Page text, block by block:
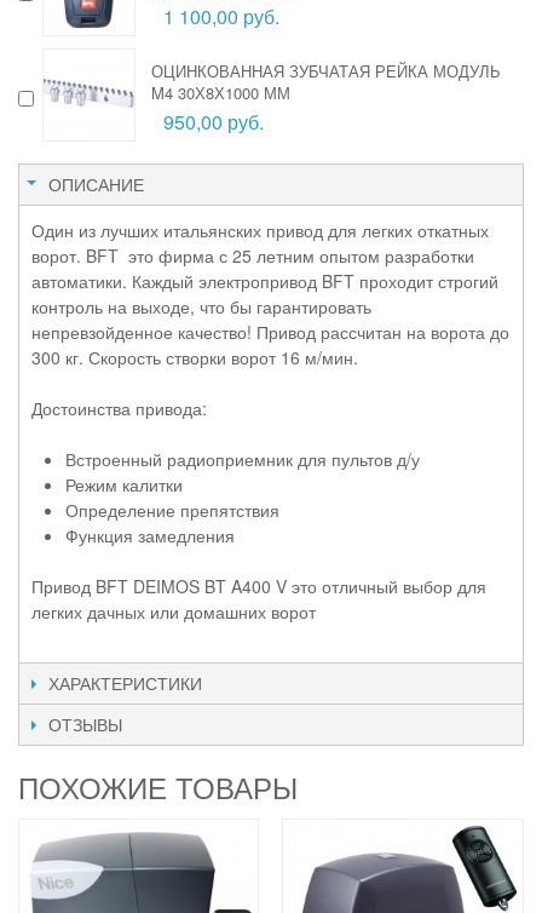
1 100,00 руб.
ОЦИНКОВАННАЯ ЗУБЧАТАЯ РЕЙКА МОДУЛЬ
M4 30Х8Х1000 ММ
950,00 руб.
ОПИСАНИЕ
Один из лучших итальянских привод для легких откатных
ворот. BFT это фирма с 25 летним опытом разработки
автоматики. Каждый электропривод BFT проходит строгий
контроль на выходе, что бы гарантировать
непревзойденное качество! Привод рассчитан на ворота до
300 кг. Скорость створки ворот 16 м/мин.
Достоинства привода:
Встроенный радиоприемник для пультов д/у
Режим калитки
Определение препятствия
Функция замедления
Привод BFT DEIMOS BT A400 V это отличный выбор для
легких дачных или домашних ворот
ХАРАКТЕРИСТИКИ
ОТЗЫВЫ
ПОХОЖИЕ ТОВАРЫ